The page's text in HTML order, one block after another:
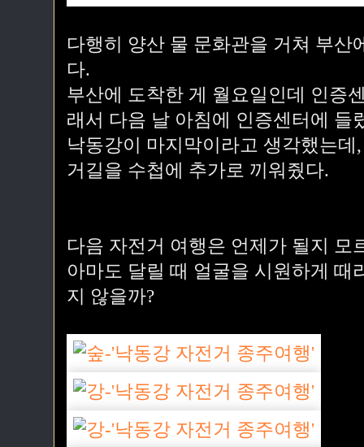
다행히 양산 물 문화관을 거쳐 부산
다.
부산에 도착한 게 월요일인데 인증
래서 다음 날 아침에 인증센터에 들
낙동강이 마지막이라고 생각했는
거길을 수첩에 추가로 끼워줬다.
다음 자전거 여행은 언제가 될지 모
아마도 달릴 때 얼굴을 시원하게 때
지 않을까?